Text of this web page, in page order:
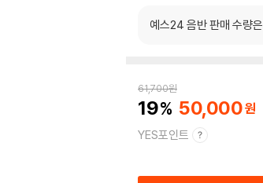
예스24 음반 판매 수량은
61,700원
19 50,000
YES포인트